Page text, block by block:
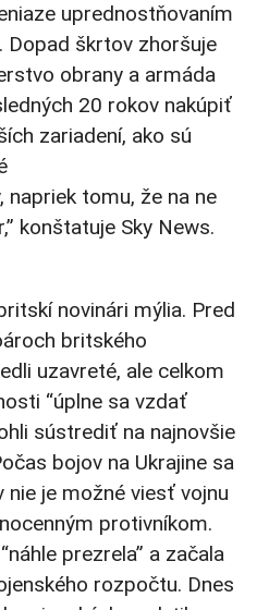
uprednostňovaním
Dopad škrtov zhoršuje
obrany a armáda
20 rokov nakúpiť
zariadení, ako sú
napriek tomu, že na ne
konštatuje Sky News.
novinári mýlia. Pred
britského
uzavreté, ale celkom
“úplne sa vzdať
sústrediť na najnovšie
bojov na Ukrajine sa
nie je možné viesť vojnu
protivníkom.
prezrela” a začala
rozpočtu. Dnes